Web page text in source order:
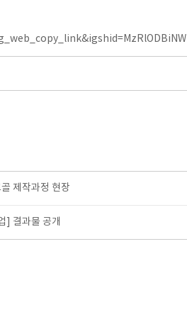
제작과정 현장
] 결과물 공개